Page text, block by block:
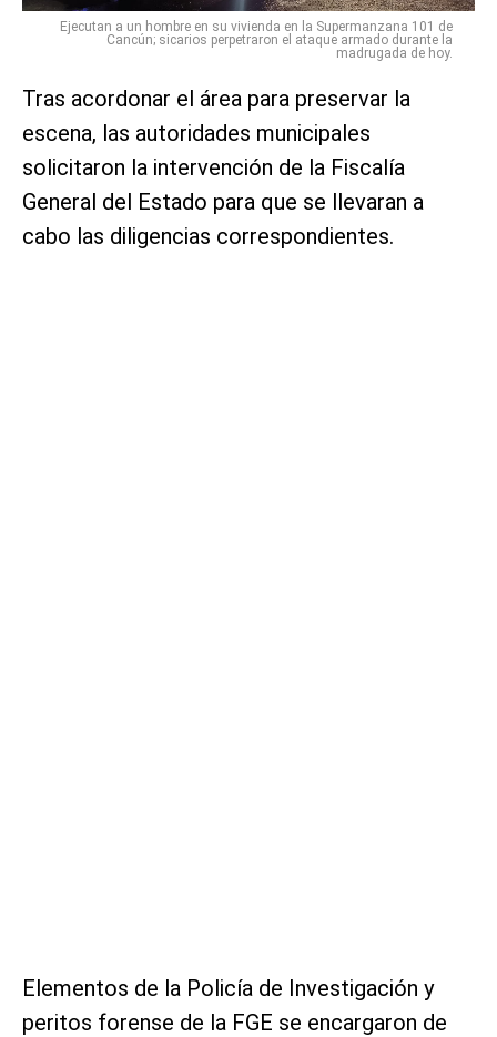
Ejecutan a un hombre en su vivienda en la Supermanzana 101 de
Cancún; sicarios perpetraron el ataque armado durante la
madrugada de hoy.
Tras acordonar el área para preservar la
escena, las autoridades municipales
solicitaron la intervención de la Fiscalía
General del Estado para que se llevaran a
cabo las diligencias correspondientes.
Elementos de la Policía de Investigación y
peritos forense de la FGE se encargaron de